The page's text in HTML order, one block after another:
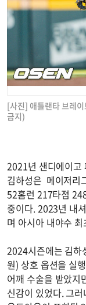
[사진] 애틀랜타 브레
금지)
2021년 샌디에이고
김하성은 메이저리
52홈런 217타점
중이다. 2023년 내
며 아시아 내야수
2024시즌에는 김하
원) 상호 옵션을 실
어깨 수술을 받았지
신감이 있었다. 그